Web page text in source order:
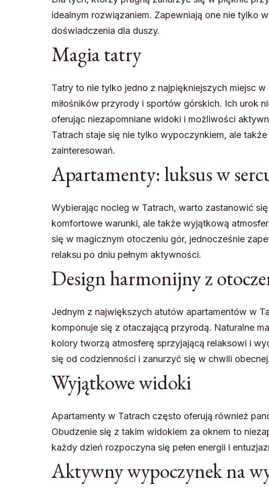
idealnym rozwiązaniem. Zapewniają one nie tylko
doświadczenia dla duszy.
Magia tatry
Tatry to nie tylko jedno z najpiękniejszych miejsc
miłośników przyrody i sportów górskich. Ich urok
oferując niezapomniane widoki i możliwości
Tatrach staje się nie tylko wypoczynkiem, ale
zainteresowań.
Apartamenty: luksus w
Wybierając nocleg w Tatrach, warto zastanowić
komfortowe warunki, ale także wyjątkową
się w magicznym otoczeniu gór, jednocześnie
relaksu po dniu pełnym aktywności.
Design harmonijny z
Jednym z największych atutów apartamentów w
komponuje się z otaczającą przyrodą. Naturalne
kolory tworzą atmosferę sprzyjającą relaksowi i
się od codzienności i zanurzyć się w chwili obecnej.
Wyjątkowe widoki
Apartamenty w Tatrach często oferują również
Obudzenie się z takim widokiem za oknem to
każdy dzień rozpoczyna się pełen energii i
Aktywny wypoczynek na